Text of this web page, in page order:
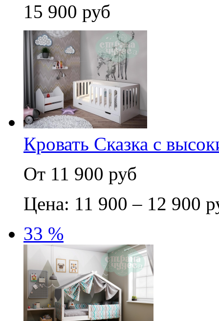
15 900 руб
Кровать Сказка с
От 11 900 руб
Цена: 11 900 – 12 900
33 %